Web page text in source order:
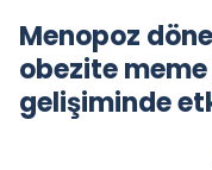
Menopoz
obezite
gelişiminde